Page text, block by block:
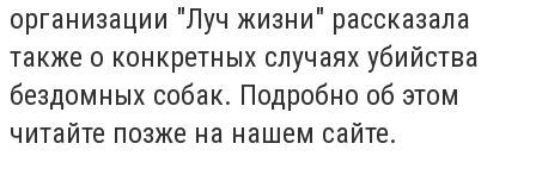
организации "Луч жизни" рассказала
также о конкретных случаях убийства
бездомных собак. Подробно об этом
читайте позже на нашем сайте.